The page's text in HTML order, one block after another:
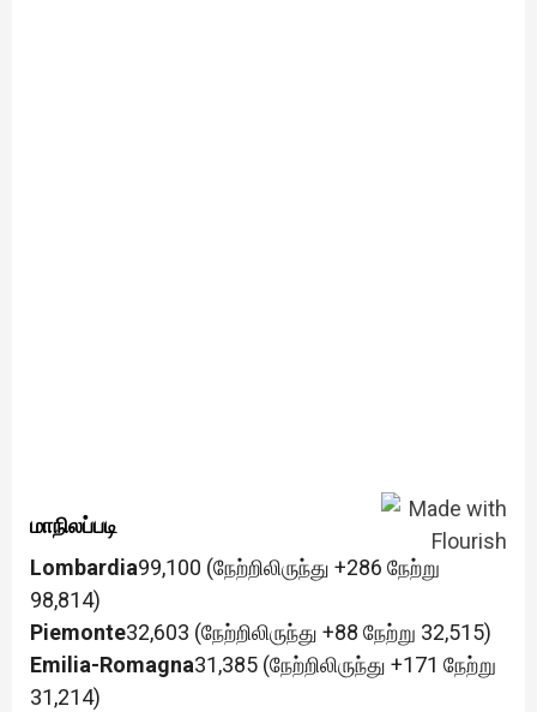
மாநிலப்படி
Lombardia99,100 (நேற்றிலிருந்து +286 நேற்று
98,814)
Piemonte32,603 (நேற்றிலிருந்து +88 நேற்று 32,515)
Emilia-Romagna31,385 (நேற்றிலிருந்து +171 நேற்று
31,214)